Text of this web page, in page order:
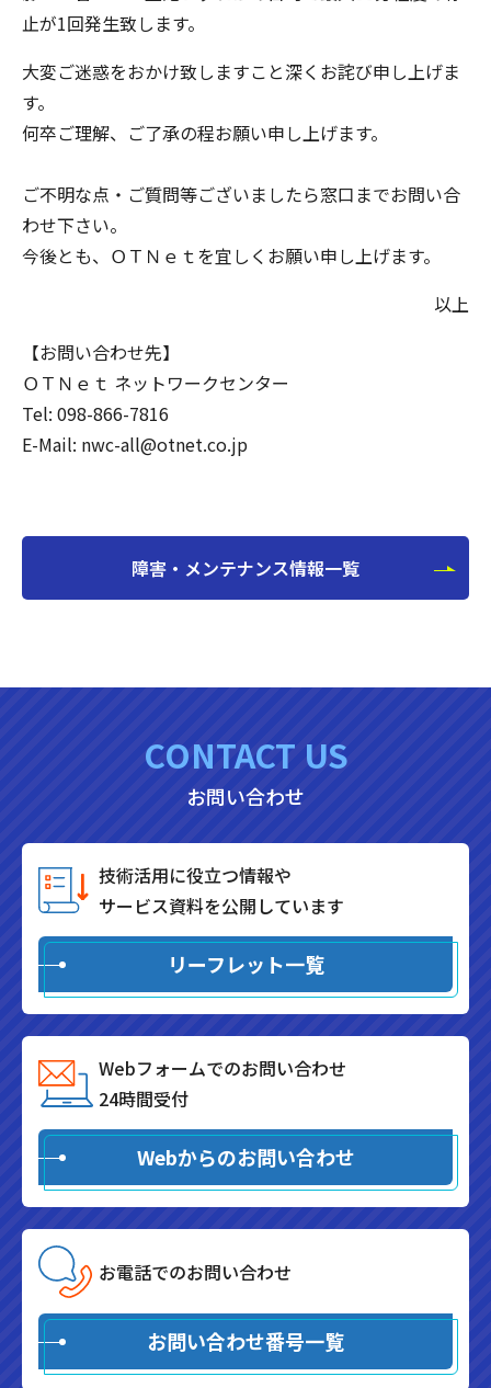
止が1回発生致します。
大変ご迷惑をおかけ致しますこと深くお詫び申し上げま
す。
何卒ご理解、ご了承の程お願い申し上げます。
ご不明な点・ご質問等ございましたら窓口までお問い合
わせ下さい。
今後とも、 ＯＴＮｅｔを宜しくお願い申し上げます。
以上
【お問い合わせ先】
ＯＴＮｅｔ ネットワークセンター
Tel: 098-866-7816
E-Mail: nwc-all@otnet.co.jp
障害・メンテナンス情報一覧
CONTACT US
お問い合わせ
技術活用に役立つ情報や
サービス資料を公開しています
リーフレット一覧
Webフォームでのお問い合わせ
24時間受付
Webからのお問い合わせ
お電話でのお問い合わせ
お問い合わせ番号一覧